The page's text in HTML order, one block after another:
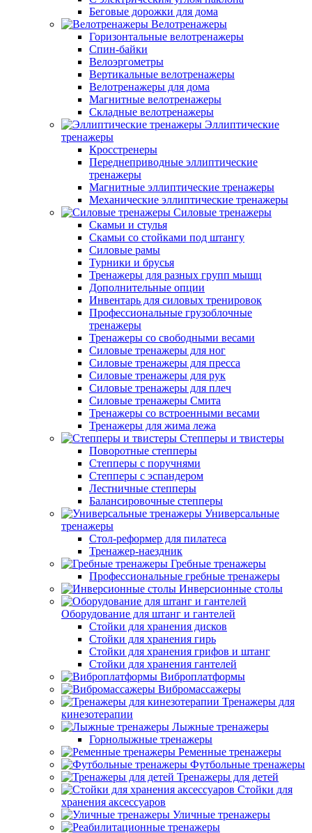
Беговые дорожки для дома
Велотренажеры
Горизонтальные велотренажеры
Спин-байки
Велоэргометры
Вертикальные велотренажеры
Велотренажеры для дома
Магнитные велотренажеры
Складные велотренажеры
Эллиптические
тренажеры
Кросстренеры
Переднеприводные эллиптические
тренажеры
Магнитные эллиптические тренажеры
Механические эллиптические тренажеры
Силовые тренажеры
Скамьи и стулья
Скамьи со стойками под штангу
Силовые рамы
Турники и брусья
Тренажеры для разных групп мышц
Дополнительные опции
Инвентарь для силовых тренировок
Профессиональные грузоблочные
тренажеры
Тренажеры со свободными весами
Силовые тренажеры для ног
Силовые тренажеры для пресса
Силовые тренажеры для рук
Силовые тренажеры для плеч
Силовые тренажеры Смита
Тренажеры со встроенными весами
Тренажеры для жима лежа
Степперы и твистеры
Поворотные степперы
Степперы с поручнями
Степперы с эспандером
Лестничные степперы
Балансировочные степперы
Универсальные
тренажеры
Стол-реформер для пилатеса
Тренажер-наездник
Гребные тренажеры
Профессиональные гребные тренажеры
Инверсионные столы
Оборудование для штанг и гантелей
Стойки для хранения дисков
Стойки для хранения гирь
Стойки для хранения грифов и штанг
Стойки для хранения гантелей
Виброплатформы
Вибромассажеры
Тренажеры для
кинезотерапии
Лыжные тренажеры
Горнолыжные тренажеры
Ременные тренажеры
Футбольные тренажеры
Тренажеры для детей
Стойки для
хранения аксессуаров
Уличные тренажеры